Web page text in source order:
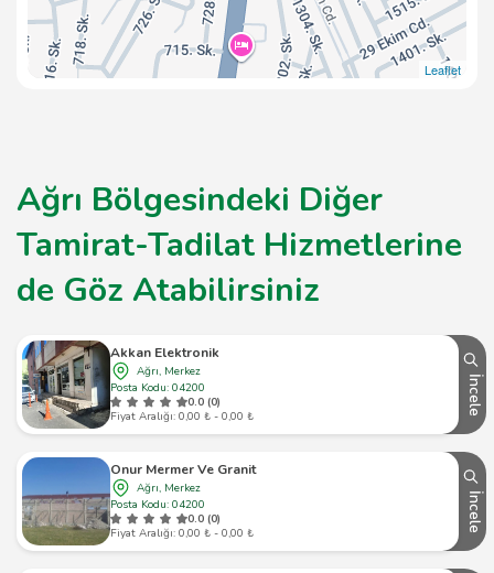
Leaflet
Ağrı Bölgesindeki Diğer
Tamirat-Tadilat Hizmetlerine
de Göz Atabilirsiniz
Akkan Elektronik
Ağrı, Merkez
Posta Kodu: 04200
0.0 (0)
Fiyat Aralığı: 0,00 ₺ - 0,00 ₺
İncele
Onur Mermer Ve Granit
Ağrı, Merkez
Posta Kodu: 04200
0.0 (0)
Fiyat Aralığı: 0,00 ₺ - 0,00 ₺
İncele